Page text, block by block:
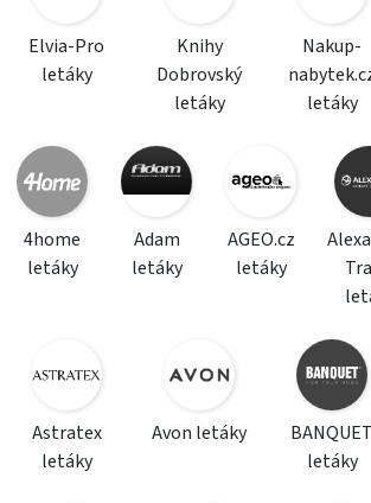
Elvia-Pro
letáky
Knihy
Dobrovský
letáky
Nakup-
letáky
4home
letáky
Adam
letáky
AGEO.cz
letáky
Astratex
letáky
Avon letáky
BANQUET
letáky